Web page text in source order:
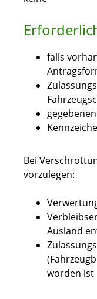
falls
Bei
vorzulegen:
Ausland
worden ist